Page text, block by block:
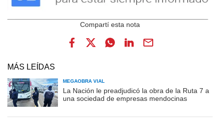
MÁS LEÍDAS
MEGAOBRA VIAL
La Nación le preadjudicó la obra de la Ruta 7 a
una sociedad de empresas mendocinas